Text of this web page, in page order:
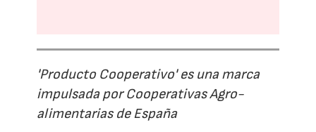
'Producto Cooperativo' es una marca
impulsada por Cooperativas Agro-
alimentarias de España